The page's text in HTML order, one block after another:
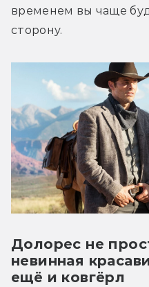
временем вы чаще
сторону.
Долорес не
невинная
ещё и ковгёрл